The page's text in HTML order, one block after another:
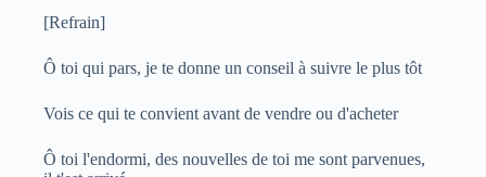
[Refrain]
Ô toi qui pars, je te donne un conseil à suivre le plus tôt
Vois ce qui te convient avant de vendre ou d'acheter
Ô toi l'endormi, des nouvelles de toi me sont parvenues,